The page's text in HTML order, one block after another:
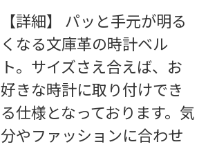
【詳細】 パッと手元が明る
くなる文庫革の時計ベル
ト。サイズさえ合えば、お
好きな時計に取り付けでき
る仕様となっております。気
分やファッションに合わせ